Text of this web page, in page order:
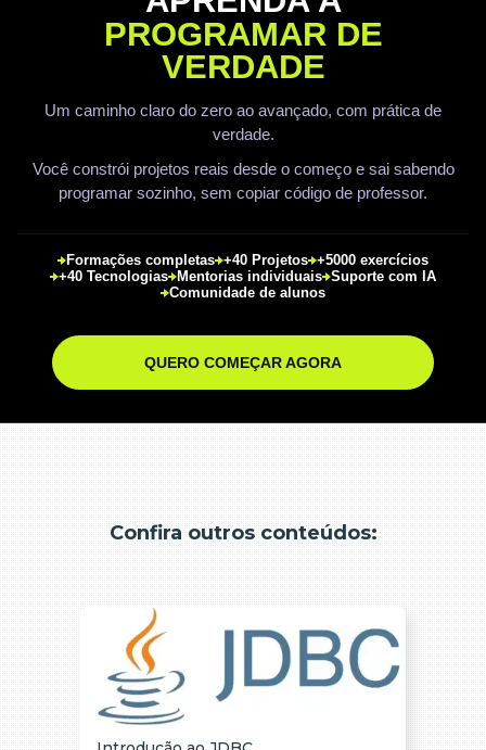
PROGRAMAR DE
VERDADE
Um caminho claro do zero ao avançado, com prática de
verdade.
Você constrói projetos reais desde o começo e sai sabendo
programar sozinho, sem copiar código de professor.
Formações completas +40 Projetos +5000 exercícios
+40 Tecnologias
Mentorias individuais Suporte com IA
Comunidade de alunos
QUERO COMEÇAR AGORA
Confira outros conteúdos: